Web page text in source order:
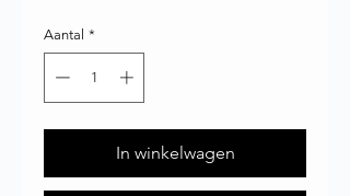
Aantal *
In winkelwagen